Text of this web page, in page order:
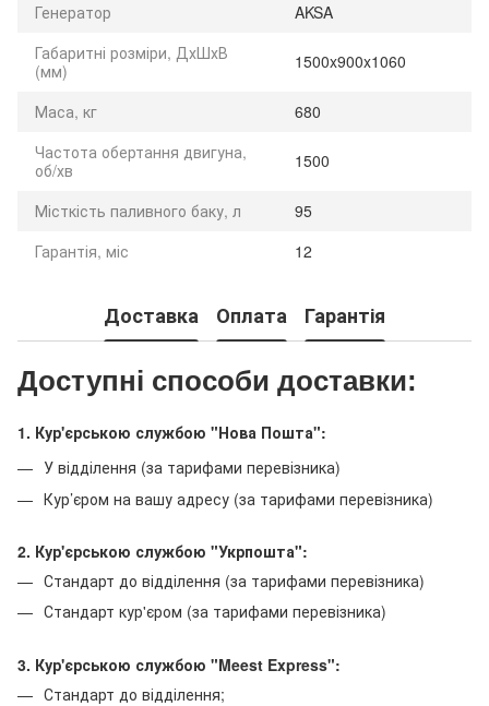
Генератор
AKSA
Габаритні розміри, ДхШхВ
(мм)
1500x900x1060
Маса, кг
680
Частота обертання двигуна,
об/хв
1500
Місткість паливного баку, л
95
Гарантія, міс
12
Доставка Оплата Гарантія
Доступні способи доставки:
1. Кур'єрською службою "Нова Пошта":
У відділення (за тарифами перевізника)
Кур’єром на вашу адресу (за тарифами перевізника)
2. Кур'єрською службою "Укрпошта":
Стандарт до відділення (за тарифами перевізника)
Стандарт кур'єром (за тарифами перевізника)
3. Кур'єрською службою "Meest Express":
Стандарт до відділення;